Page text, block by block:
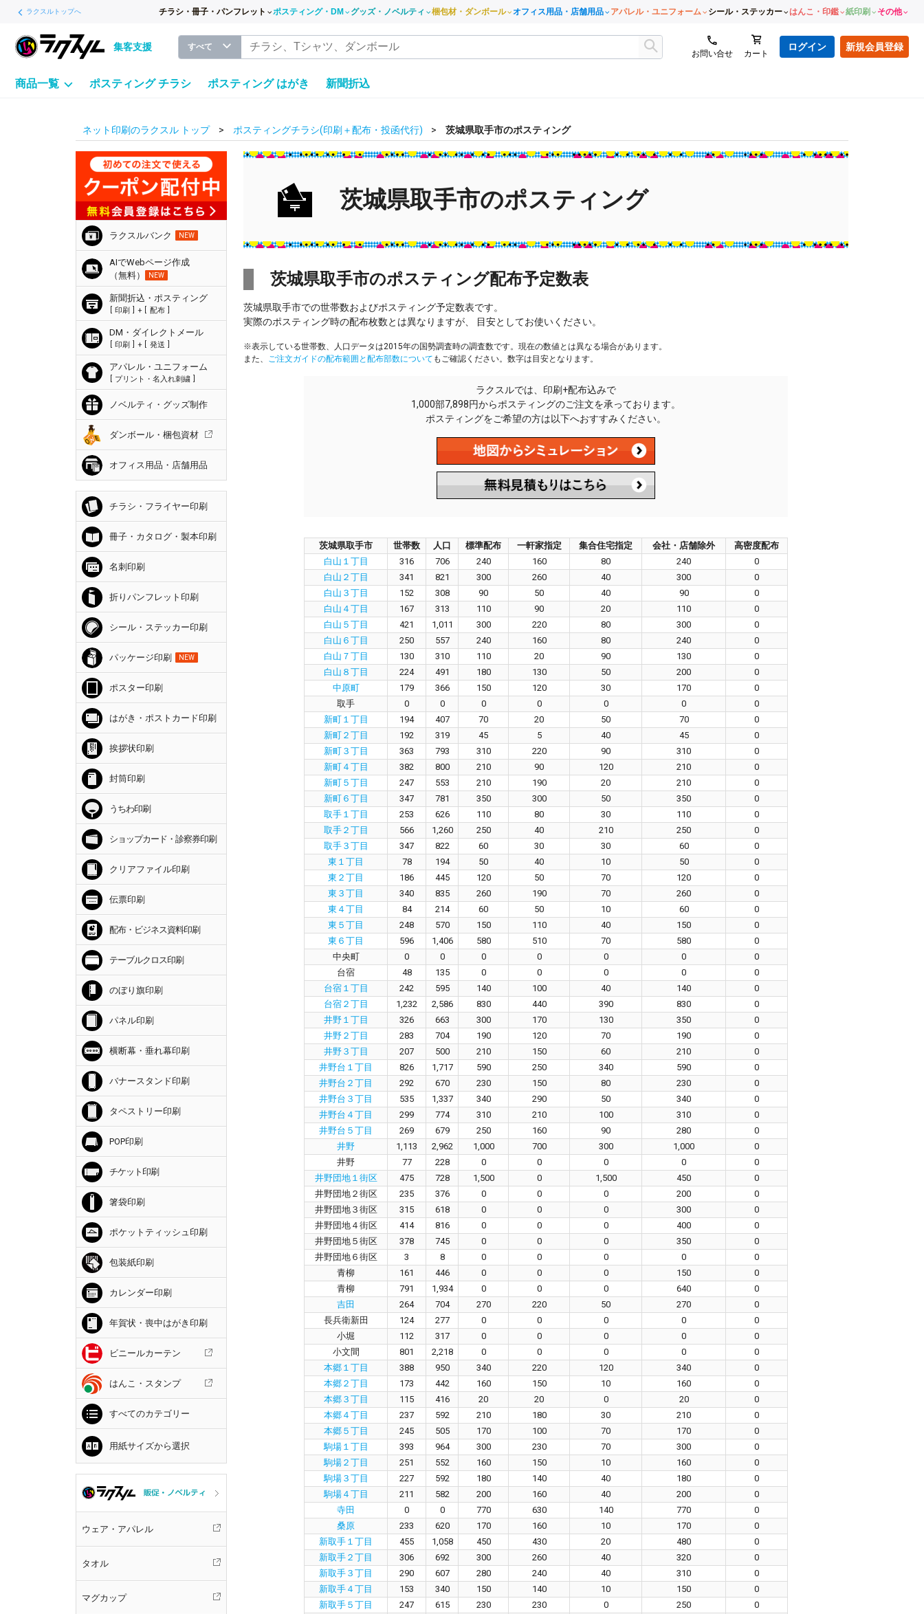
ラクスルトップへ チラシ・冊子・パンフレット ポスティング・DM グッズ・ノベルティ 梱包材・ダンボール オフィス用品・店舗用品 アパレル・ユニフォーム シール・ステッカー はんこ・印鑑 紙印刷 その他
集客支援 すべて
お問い合せ カート
ログイン 新規会員登録
商品一覧 ポスティング チラシ ポスティング はがき 新聞折込
ネット印刷のラクスル トップ ポスティングチラシ(印刷＋配布・投函代行) 茨城県取手市のポスティング
ラクスルバンク NEW
AIでWebページ作成
（無料）
NEW
新聞折込・ポスティング
印刷 + 配布
DM・ダイレクトメール
印刷 + 発送
アパレル・ユニフォーム
プリント・名入れ刺繍
ノベルティ・グッズ制作
ダンボール・梱包資材
オフィス用品・店舗用品
チラシ・フライヤー印刷
冊子・カタログ・製本印刷
名刺印刷
折りパンフレット印刷
シール・ステッカー印刷
パッケージ印刷 NEW
ポスター印刷
はがき・ポストカード印刷
挨拶状印刷
封筒印刷
うちわ印刷
ショップカード・診察券印刷
クリアファイル印刷
伝票印刷
配布・ビジネス資料印刷
テーブルクロス印刷
のぼり旗印刷
パネル印刷
横断幕・垂れ幕印刷
バナースタンド印刷
タペストリー印刷
POP印刷
チケット印刷
箸袋印刷
ポケットティッシュ印刷
包装紙印刷
カレンダー印刷
年賀状・喪中はがき印刷
ビニールカーテン
はんこ・スタンプ
すべてのカテゴリー
用紙サイズから選択
ウェア・アパレル
タオル
マグカップ
茨城県取手市のポスティング
茨城県取手市のポスティング配布予定数表
茨城県取手市での世帯数およびポスティング予定数表です。
実際のポスティング時の配布枚数とは異なりますが、 目安としてお使いください。
※表示している世帯数、人口データは2015年の国勢調査時の調査数です。現在の数値とは異なる場合があります。
また、 ご注文ガイドの配布範囲と配布部数について もご確認ください。数字は目安となります。
ラクスルでは、印刷+配布込みで
1,000部7,898円からポスティングのご注文を承っております。
ポスティングをご希望の方は以下へおすすみください。
茨城県取手市 世帯数 人口 標準配布 一軒家指定 集合住宅指定 会社・店舗除外
高密度配布
白山１丁目
316 706 240 160 80 240
0
白山２丁目
341 821 300 260 40 300
0
白山３丁目
152 308 90 50 40 90
0
白山４丁目
167 313 110 90 20 110
0
白山５丁目
421 1,011 300 220 80 300
0
白山６丁目
250 557 240 160 80 240
0
白山７丁目
130 310 110 20 90 130
0
白山８丁目
224 491 180 130 50 200
0
中原町
179 366 150 120 30 170
0
取手
0 0 0 0 0 0
0
新町１丁目
194 407 70 20 50 70
0
新町２丁目
192 319 45 5 40 45
0
新町３丁目
363 793 310 220 90 310
0
新町４丁目
382 800 210 90 120 210
0
新町５丁目
247 553 210 190 20 210
0
新町６丁目
347 781 350 300 50 350
0
取手１丁目
253 626 110 80 30 110
0
取手２丁目
566 1,260 250 40 210 250
0
取手３丁目
347 822 60 30 30 60
0
東１丁目
78 194 50 40 10 50
0
東２丁目
186 445 120 50 70 120
0
東３丁目
340 835 260 190 70 260
0
東４丁目
84 214 60 50 10 60
0
東５丁目
248 570 150 110 40 150
0
東６丁目
596 1,406 580 510 70 580
0
中央町
0 0 0 0 0 0
0
台宿
48 135 0 0 0 0
0
台宿１丁目
242 595 140 100 40 140
0
台宿２丁目
1,232 2,586 830 440 390 830
0
井野１丁目
326 663 300 170 130 350
0
井野２丁目
283 704 190 120 70 190
0
井野３丁目
207 500 210 150 60 210
0
井野台１丁目
826 1,717 590 250 340 590
0
井野台２丁目
292 670 230 150 80 230
0
井野台３丁目
535 1,337 340 290 50 340
0
井野台４丁目
299 774 310 210 100 310
0
井野台５丁目
269 679 250 160 90 280
0
井野
1,113 2,962 1,000 700 300 1,000
0
井野
77 228 0 0 0 0
0
井野団地１街区
475 728 1,500 0 1,500 450
0
井野団地２街区
235 376 0 0 0 200
0
井野団地３街区
315 618 0 0 0 300
0
井野団地４街区
414 816 0 0 0 400
0
井野団地５街区
378 745 0 0 0 350
0
井野団地６街区
3 8 0 0 0 0
0
青柳
161 446 0 0 0 150
0
青柳
791 1,934 0 0 0 640
0
吉田
264 704 270 220 50 270
0
長兵衛新田
124 277 0 0 0 0
0
小堀
112 317 0 0 0 0
0
小文間
801 2,218 0 0 0 0
0
本郷１丁目
388 950 340 220 120 340
0
本郷２丁目
173 442 160 150 10 160
0
本郷３丁目
115 416 20 20 0 20
0
本郷４丁目
237 592 210 180 30 210
0
本郷５丁目
245 505 170 100 70 170
0
駒場１丁目
393 964 300 230 70 300
0
駒場２丁目
251 552 160 150 10 160
0
駒場３丁目
227 592 180 140 40 180
0
駒場４丁目
211 582 200 160 40 200
0
寺田
0 0 770 630 140 770
0
桑原
233 620 170 160 10 170
0
新取手１丁目
455 1,058 450 430 20 480
0
新取手２丁目
306 692 300 260 40 320
0
新取手３丁目
290 607 280 240 40 310
0
新取手４丁目
153 340 150 140 10 150
0
新取手５丁目
247 615 230 230 0 250
0